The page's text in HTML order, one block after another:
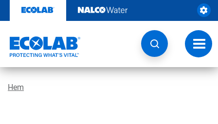
innehåll
Ändra
Hem